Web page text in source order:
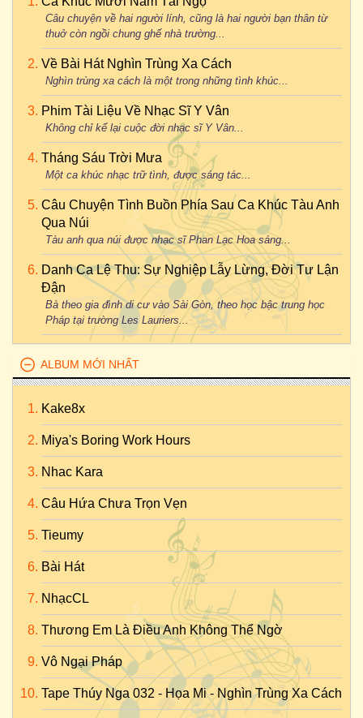
Câu chuyện về hai người lính, cũng là hai người bạn thân từ
thuở còn ngồi chung ghế nhà trường...
Về Bài Hát Nghìn Trùng Xa Cách
Nghìn trùng xa cách là một trong những tình khúc...
Phim Tài Liệu Về Nhạc Sĩ Y Vân
Không chỉ kể lại cuộc đời nhạc sĩ Y Vân...
Tháng Sáu Trời Mưa
Một ca khúc nhạc trữ tình, được sáng tác...
Câu Chuyện Tình Buồn Phía Sau Ca Khúc Tàu Anh
Qua Núi
Tàu anh qua núi được nhạc sĩ Phan Lạc Hoa sáng...
Danh Ca Lệ Thu: Sự Nghiệp Lẫy Lừng, Đời Tư Lận
Đận
Bà theo gia đình di cư vào Sài Gòn, theo học bậc trung học
Pháp tại trường Les Lauriers...
ALBUM MỚI NHẤT
Kake8x
Miya's Boring Work Hours
Nhac Kara
Câu Hứa Chưa Trọn Vẹn
Tieumy
Bài Hát
NhạcCL
Thương Em Là Điều Anh Không Thể Ngờ
Vô Ngại Pháp
Tape Thúy Nga 032 - Họa Mi - Nghìn Trùng Xa Cách